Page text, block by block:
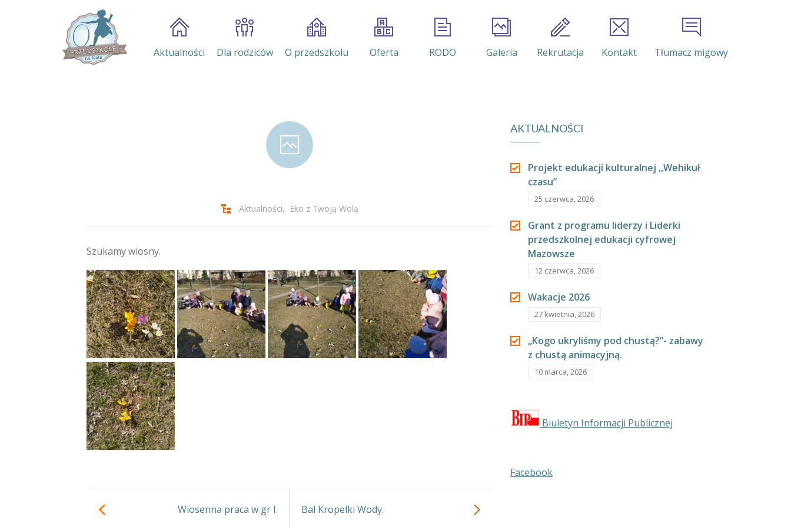
Aktualności Dla rodziców O przedszkolu Oferta RODO Galeria Rekrutacja Kontakt Tłumacz migowy
Aktualności, Eko z Twoją Wolą
Szukamy wiosny.
Wiosenna praca w gr I. Bal Kropelki Wody.
AKTUALNOŚCI
Projekt edukacji kulturalnej ,,Wehikuł
czasu”
25 czerwca, 2026
Grant z programu liderzy i Liderki
przedszkolnej edukacji cyfrowej
Mazowsze
12 czerwca, 2026
Wakacje 2026
27 kwietnia, 2026
„Kogo ukryliśmy pod chustą?”- zabawy
z chustą animacyjną.
10 marca, 2026
Biuletyn Informacji Publicznej
Facebook